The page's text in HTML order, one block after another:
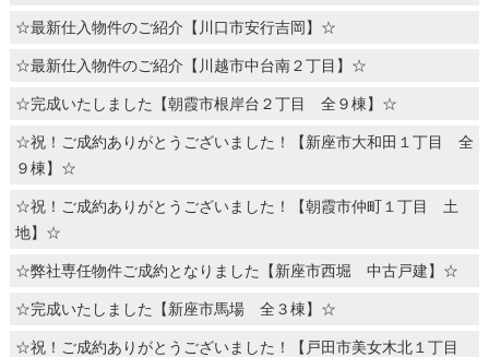
☆最新仕入物件のご紹介【川口市安行吉岡】☆
☆最新仕入物件のご紹介【川越市中台南２丁目】☆
☆完成いたしました【朝霞市根岸台２丁目 全９棟】☆
☆祝！ご成約ありがとうございました！【新座市大和田１丁目 全
９棟】☆
☆祝！ご成約ありがとうございました！【朝霞市仲町１丁目 土
地】☆
☆弊社専任物件ご成約となりました【新座市西堀 中古戸建】☆
☆完成いたしました【新座市馬場 全３棟】☆
☆祝！ご成約ありがとうございました！【戸田市美女木北１丁目